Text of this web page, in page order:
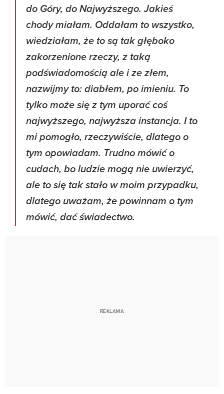
do Góry, do Najwyższego. Jakieś
chody miałam. Oddałam to wszystko,
wiedziałam, że to są tak głęboko
zakorzenione rzeczy, z taką
podświadomością ale i ze złem,
nazwijmy to: diabłem, po imieniu. To
tylko może się z tym uporać coś
najwyższego, najwyższa instancja. I to
mi pomogło, rzeczywiście, dlatego o
tym opowiadam. Trudno mówić o
cudach, bo ludzie mogą nie uwierzyć,
ale to się tak stało w moim przypadku,
dlatego uważam, że powinnam o tym
mówić, dać świadectwo.